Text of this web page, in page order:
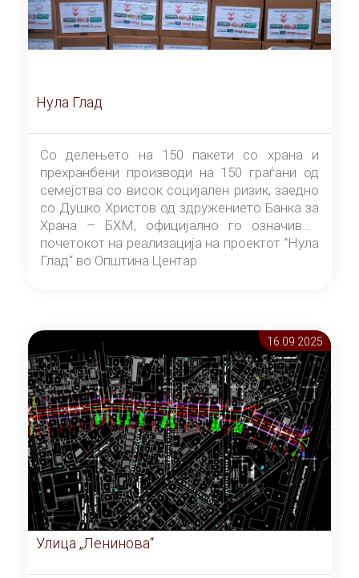
Нула Глад
Со делењето на 150 пакети со храна и
прехранбени производи на 150 граѓани од
семејства со висок социјален ризик, заедно
со Душко Христов од здружението Банка за
Храна – БХМ, официјално го означивме
почетокот на реализација на проектот “Нула
Глад“ во Општина Центар
16.09 2025
Улица „Ленинова“